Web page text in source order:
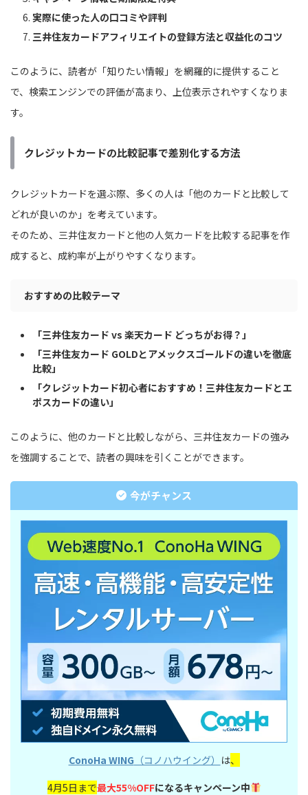
実際に使った人の口コミや評判
三井住友カードアフィリエイトの登録方法と収益化のコツ
このように、読者が「知りたい情報」を網羅的に提供すること
で、検索エンジンでの評価が高まり、上位表示されやすくなりま
す。
クレジットカードの比較記事で差別化する方法
クレジットカードを選ぶ際、多くの人は「他のカードと比較して
どれが良いのか」を考えています。
そのため、三井住友カードと他の人気カードを比較する記事を作
成すると、成約率が上がりやすくなります。
おすすめの比較テーマ
「三井住友カード vs 楽天カード どっちがお得？」
「三井住友カード GOLDとアメックスゴールドの違いを徹底
比較」
「クレジットカード初心者におすすめ！三井住友カードとエ
ポスカードの違い」
このように、他のカードと比較しながら、三井住友カードの強み
を強調することで、読者の興味を引くことができます。
今がチャンス
ConoHa WING （コノハウイング） は、
4月5日まで最大55%OFFになるキャンペーン中